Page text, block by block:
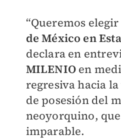
“Queremos
de México en
declara en
MILENIO en
regresiva hacia
de posesión del
neoyorquino,
imparable.